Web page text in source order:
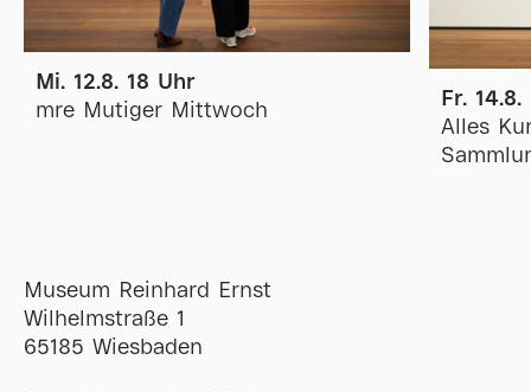
Mi. 12.8. 18 Uhr
mre Mutiger Mittwoch
Fr.
Alles
Museum Reinhard Ernst
Wilhelmstraße 1
65185 Wiesbaden